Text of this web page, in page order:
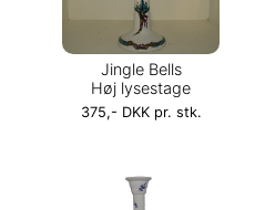
Jingle Bells
Høj lysestage
375,- DKK pr. stk.